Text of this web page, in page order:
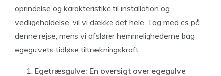
oprindelse og karakteristika til installation og
vedligeholdelse, vil vi dække det hele. Tag med os på
denne rejse, mens vi afslører hemmelighederne bag
egegulvets tidløse tiltrækningskraft.
Egetræsgulve: En oversigt over egegulve